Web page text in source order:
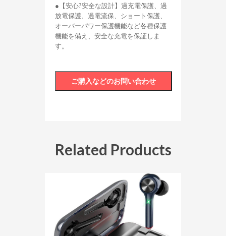
●【安心?安全な設計】過充電保護、過
放電保護、過電流保、ショート保護、
オーバーパワー保護機能など各種保護
機能を備え、安全な充電を保証しま
す。
Related Products